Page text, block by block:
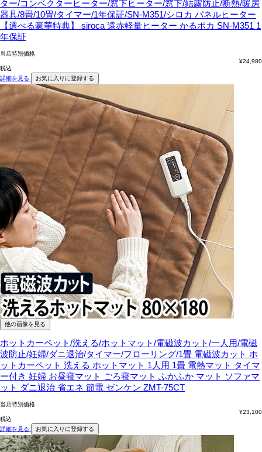
ター/コンベクターヒーター/窓下ヒーター/窓下/結露防止/断熱/暖房
器具/8畳/10畳/タイマー/1年保証/SN-M351/シロカ パネルヒーター
【選べる豪華特典】 siroca 遠赤軽量ヒーター かるポカ SN-M351 1
年保証
当店特別価格
¥24,980
税込
詳細を見る
お気に入りに登録する
他の画像を見る
ホットカーペット/洗える/ホットマット/電磁波カット/一人用/電磁
波防止/妊婦/ダニ退治/タイマー/フローリング/1畳 電磁波カット ホ
ットカーペット 洗える ホットマット 1人用 1畳 電熱マット タイマ
ー付き 妊婦 お昼寝マット ごろ寝マット ふかふか マット ソファマ
ット ダニ退治 省エネ 節電 ゼンケン ZMT-75CT
当店特別価格
¥23,100
税込
詳細を見る
お気に入りに登録する